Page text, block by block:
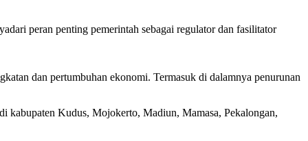
peran penting pemerintah sebagai regulator dan fasilitator
dan pertumbuhan ekonomi. Termasuk di dalamnya penurunan
kabupaten Kudus, Mojokerto, Madiun, Mamasa, Pekalongan,